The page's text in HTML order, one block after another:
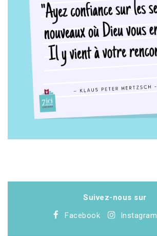
Suivez-nous sur
Facebook
Instagram